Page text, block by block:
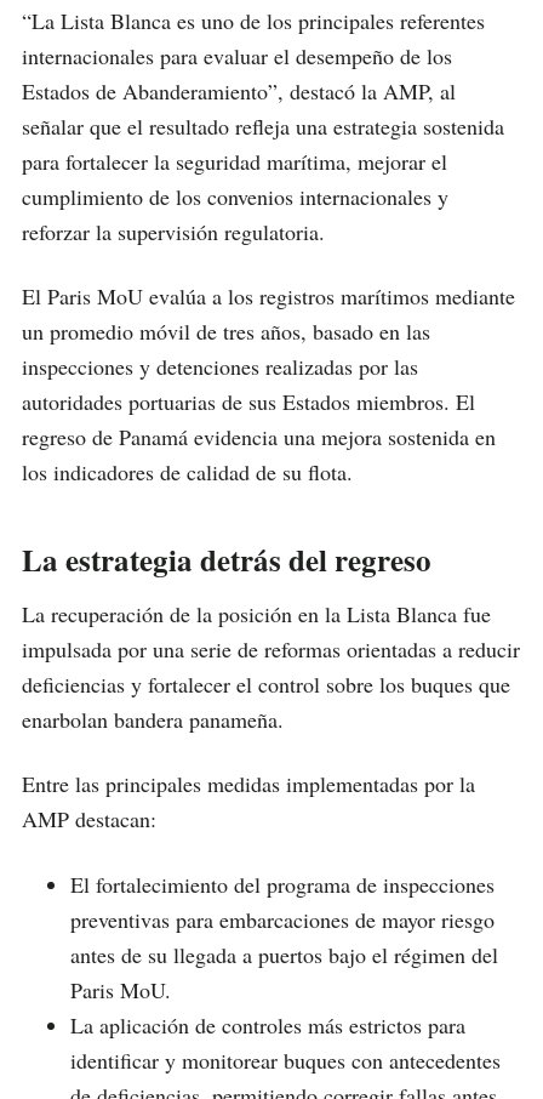
“La Lista Blanca es uno de los principales referentes
internacionales para evaluar el desempeño de los
Estados de Abanderamiento”, destacó la AMP, al
señalar que el resultado refleja una estrategia sostenida
para fortalecer la seguridad marítima, mejorar el
cumplimiento de los convenios internacionales y
reforzar la supervisión regulatoria.
El Paris MoU evalúa a los registros marítimos mediante
un promedio móvil de tres años, basado en las
inspecciones y detenciones realizadas por las
autoridades portuarias de sus Estados miembros. El
regreso de Panamá evidencia una mejora sostenida en
los indicadores de calidad de su flota.
La estrategia detrás del regreso
La recuperación de la posición en la Lista Blanca fue
impulsada por una serie de reformas orientadas a reducir
deficiencias y fortalecer el control sobre los buques que
enarbolan bandera panameña.
Entre las principales medidas implementadas por la
AMP destacan:
El fortalecimiento del programa de inspecciones
preventivas para embarcaciones de mayor riesgo
antes de su llegada a puertos bajo el régimen del
Paris MoU.
La aplicación de controles más estrictos para
identificar y monitorear buques con antecedentes